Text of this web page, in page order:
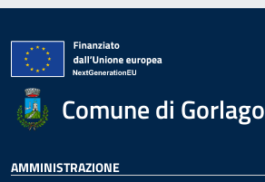
Comune di Gorlago
AMMINISTRAZIONE